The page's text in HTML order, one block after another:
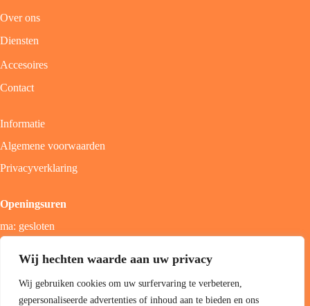
Wij hechten waarde aan uw privacy
Wij gebruiken cookies om uw surfervaring te verbeteren,
gepersonaliseerde advertenties of inhoud aan te bieden en ons
Over ons
Diensten
Accesoires
Contact
Informatie
Algemene voorwaarden
Privacyverklaring
Openingsuren
ma: gesloten
zon; gesloten